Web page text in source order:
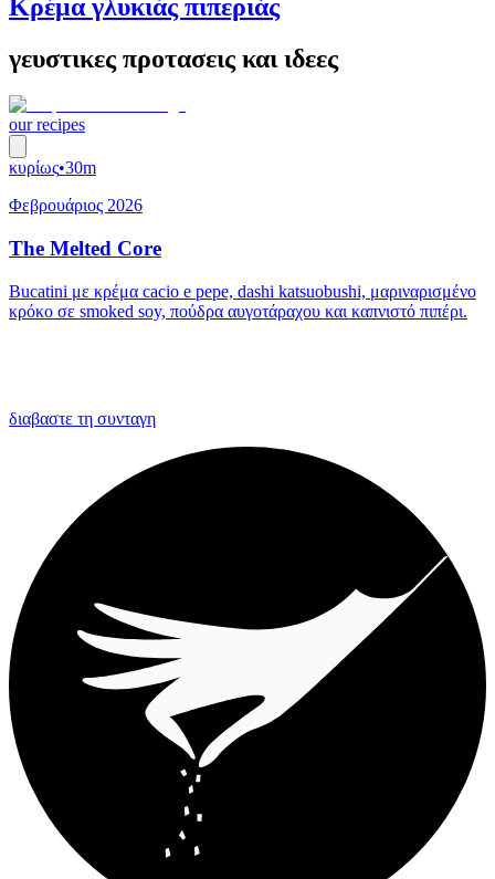
Κρέμα γλυκιάς πιπεριάς
γευστικες προτασεις και ιδεες
our recipes
κυρίως•30m
Φεβρουάριος 2026
The Melted Core
Bucatini με κρέμα cacio e pepe, dashi katsuobushi, μαριναρισμένο
κρόκο σε smoked soy, πούδρα αυγοτάραχου και καπνιστό πιπέρι.
διαβαστε τη συνταγη